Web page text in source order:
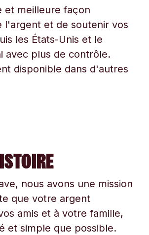
et meilleure façon
l'argent et de soutenir vos
les États-Unis et le
avec plus de contrôle.
disponible dans d'autres
nous avons une mission
que votre argent
amis et à votre famille,
et simple que possible.